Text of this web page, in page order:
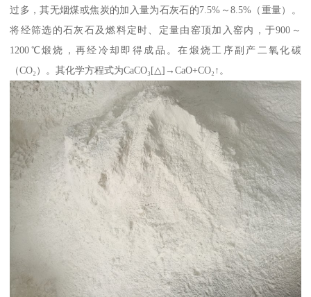
过多，其无烟煤或焦炭的加入量为石灰石的7.5%～8.5%（重量）。
将经筛选的石灰石及燃料定时、定量由窑顶加入窑内，于900～
1200℃煅烧，再经冷却即得成品。在煅烧工序副产二氧化碳
（CO₂）。其化学方程式为CaCO₃[△]→CaO+CO₂↑。